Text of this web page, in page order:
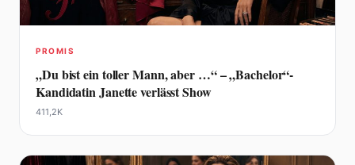
PROMIS
„Du bist ein toller Mann, aber …“ – „Bachelor“-
Kandidatin Janette verlässt Show
411,2K